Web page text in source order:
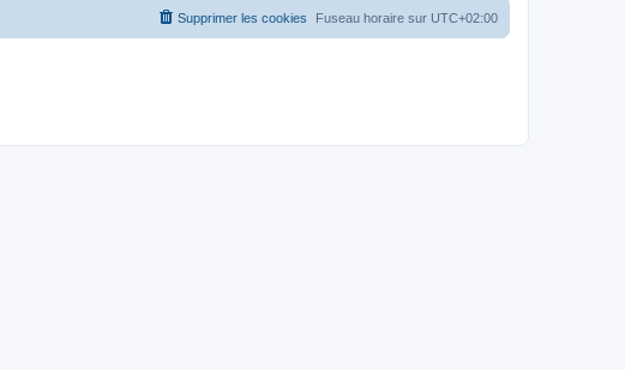
Fuseau horaire sur UTC+02:00
Supprimer les cookies